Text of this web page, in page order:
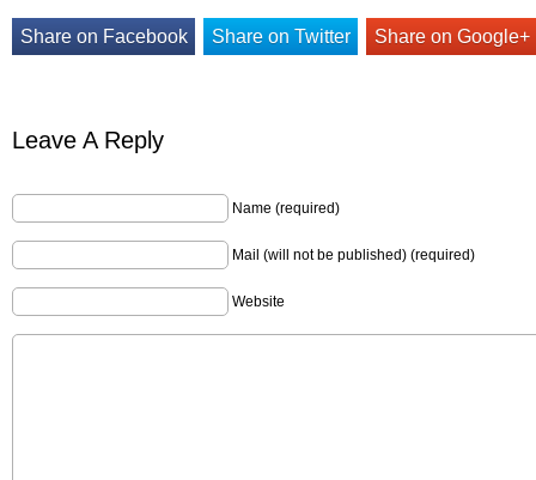
Share on Facebook Share on Twitter Share on Google+
Leave A Reply
Name (required)
Mail (will not be published) (required)
Website